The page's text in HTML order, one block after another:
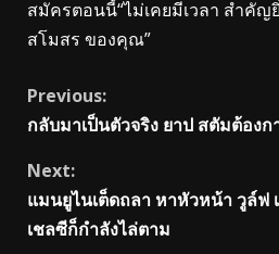
สมัครตอนนี้“ไม่เคยมีเวลา สำคั
สโมสร ของคุณ”
Continue
Reading
Previous:
กลับมาเป็นตัวจริง ยาป สตัมต้อง
Next:
แมนยูไนเต็ดถลา หาหัวหน้า วูล์ฟ
เชลซีก็กำลังไล่ตาม